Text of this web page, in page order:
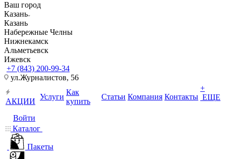
Ваш город
Казань
Казань
Набережные Челны
Нижнекамск
Альметьевск
Ижевск
+7 (843) 200-99-34
ул.Журналистов, 56
АКЦИИ
Услуги
Как
купить
Статьи Компания Контакты
+
ЕЩЕ
Войти
Каталог
Пакеты